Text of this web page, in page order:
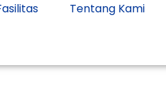
Tentang Kami